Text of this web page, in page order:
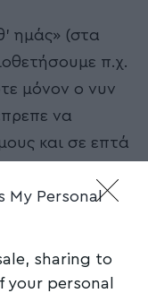
My Personal
sharing to
personal
ημάς» (στα
π.χ.
μόνον ο νυν
να
και σε επτά
οι
και
προτείνει: Τα